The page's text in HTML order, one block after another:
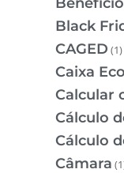
Black
CAGED (1)
Caixa
Calcular
Cálculo
Cálculo
Câmara